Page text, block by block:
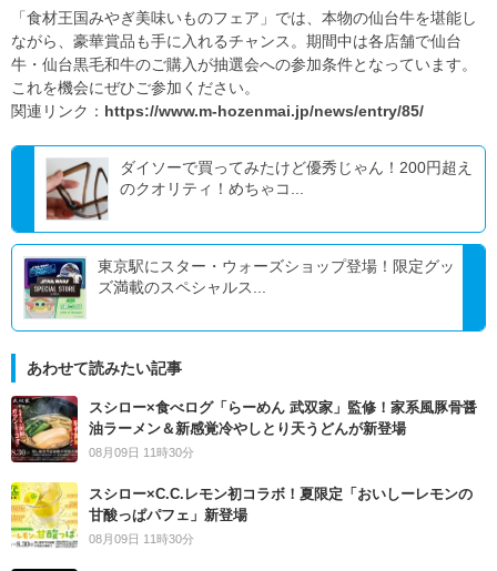
「食材王国みやぎ美味いものフェア」では、本物の仙台牛を堪能し
ながら、豪華賞品も手に入れるチャンス。期間中は各店舗で仙台
牛・仙台黒毛和牛のご購入が抽選会への参加条件となっています。
これを機会にぜひご参加ください。
関連リンク： https://www.m-hozenmai.jp/news/entry/85/
ダイソーで買ってみたけど優秀じゃん！200円超え
のクオリティ！めちゃコ...
東京駅にスター・ウォーズショップ登場！限定グッ
ズ満載のスペシャルス...
あわせて読みたい記事
スシロー×食べログ「らーめん 武双家」監修！家系風豚骨醤
油ラーメン＆新感覚冷やしとり天うどんが新登場
08月09日 11時30分
スシロー×C.C.レモン初コラボ！夏限定「おいしーレモンの
甘酸っぱパフェ」新登場
08月09日 11時30分